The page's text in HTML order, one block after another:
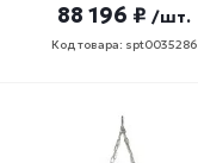
88 196 ₽ /шт.
Код товара: spt0035286